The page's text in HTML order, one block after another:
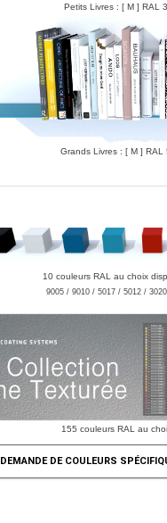
Petits Livres : [ M ] RAL
Grands Livres : [ M ]
10 couleurs RAL au choix
9005 / 9010 / 5017 / 5012 /
155 couleurs RAL au
DEMANDE DE COULEURS